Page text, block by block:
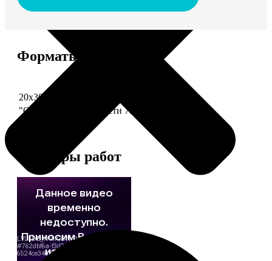
Форматы и цены
Услуга
20х30 110 частей
"Сердце" 20х20 74 части 790
Примеры работ